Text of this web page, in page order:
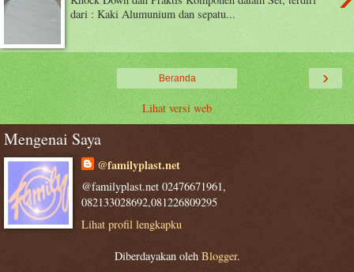
dari : Kaki Alumunium dan sepatu...
›
Beranda
Lihat versi web
Mengenai Saya
@familyplast.net
@familyplast.net 02476671961,
082133028692,081226809295
Lihat profil lengkapku
Diberdayakan oleh Blogger.